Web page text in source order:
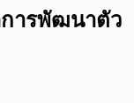
ารพัฒนาตัว